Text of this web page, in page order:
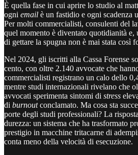
È quella fase in cui aprire lo studio al
ogni email è un fastidio e ogni scadenza
Per molti commercialisti, consulenti del
quel momento è diventato quotidianità e,
di gettare la spugna non è mai stata così
Nel 2024, gli iscritti alla Cassa Forense
cento, con oltre 2.140 avvocate che
commercialisti registrano un calo dello
mentre studi internazionali rivelano che
avvocati sperimenta sintomi di stress
di burnoutconclamato. Ma cosa sta
porte degli studi professionali? La
durezza: un sistema che ha trasformato
prestigio in macchine tritacarne di
conta meno della velocità di esecuzione.